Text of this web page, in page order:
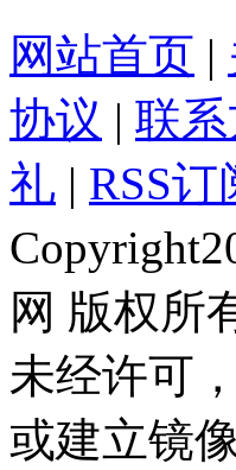
网站首页 |
协议 | 联
礼 | RSS订
网 版权所
未经许可
或建立镜像